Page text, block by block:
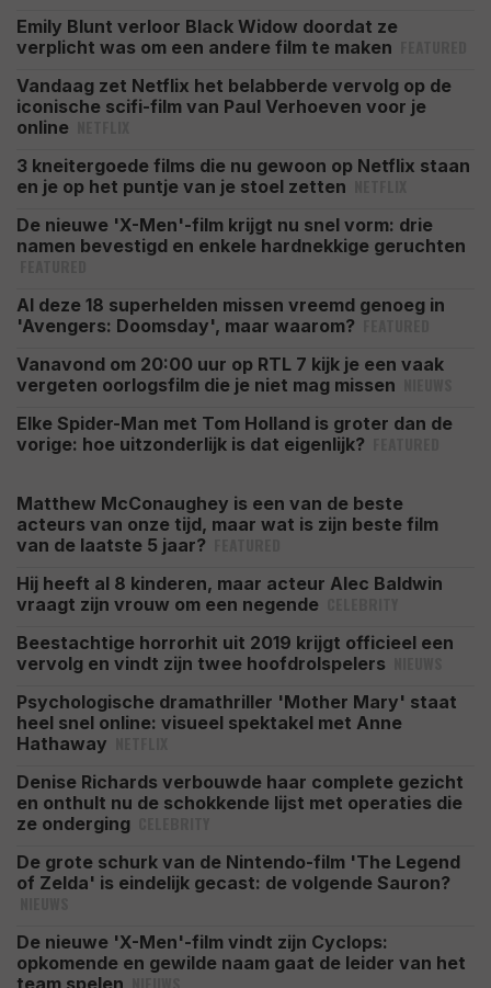
Emily Blunt verloor Black Widow doordat ze
verplicht was om een andere film te maken
Vandaag zet Netflix het belabberde vervolg op de
iconische scifi-film van Paul Verhoeven voor je
online
3 kneitergoede films die nu gewoon op Netflix staan
en je op het puntje van je stoel zetten
De nieuwe 'X-Men'-film krijgt nu snel vorm: drie
namen bevestigd en enkele hardnekkige geruchten
Al deze 18 superhelden missen vreemd genoeg in
'Avengers: Doomsday', maar waarom?
Vanavond om 20:00 uur op RTL 7 kijk je een vaak
vergeten oorlogsfilm die je niet mag missen
Elke Spider-Man met Tom Holland is groter dan de
vorige: hoe uitzonderlijk is dat eigenlijk?
Matthew McConaughey is een van de beste
acteurs van onze tijd, maar wat is zijn beste film
van de laatste 5 jaar?
Hij heeft al 8 kinderen, maar acteur Alec Baldwin
vraagt zijn vrouw om een negende
Beestachtige horrorhit uit 2019 krijgt officieel een
vervolg en vindt zijn twee hoofdrolspelers
Psychologische dramathriller 'Mother Mary' staat
heel snel online: visueel spektakel met Anne
Hathaway
Denise Richards verbouwde haar complete gezicht
en onthult nu de schokkende lijst met operaties die
ze onderging
De grote schurk van de Nintendo-film 'The Legend
of Zelda' is eindelijk gecast: de volgende Sauron?
De nieuwe 'X-Men'-film vindt zijn Cyclops:
opkomende en gewilde naam gaat de leider van het
team spelen